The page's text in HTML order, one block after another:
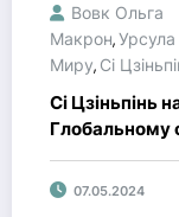
Вовк Ольга
Макрон,
Миру, Сі
Сі Цзіньпінь
Глобальному
07.05.2024